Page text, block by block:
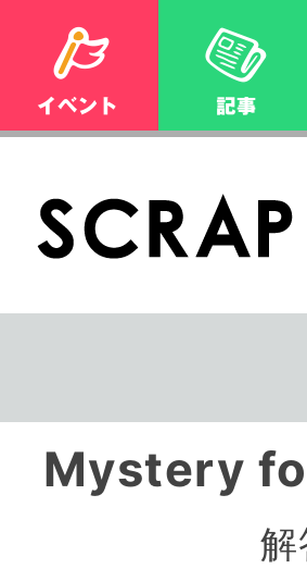
Mystery